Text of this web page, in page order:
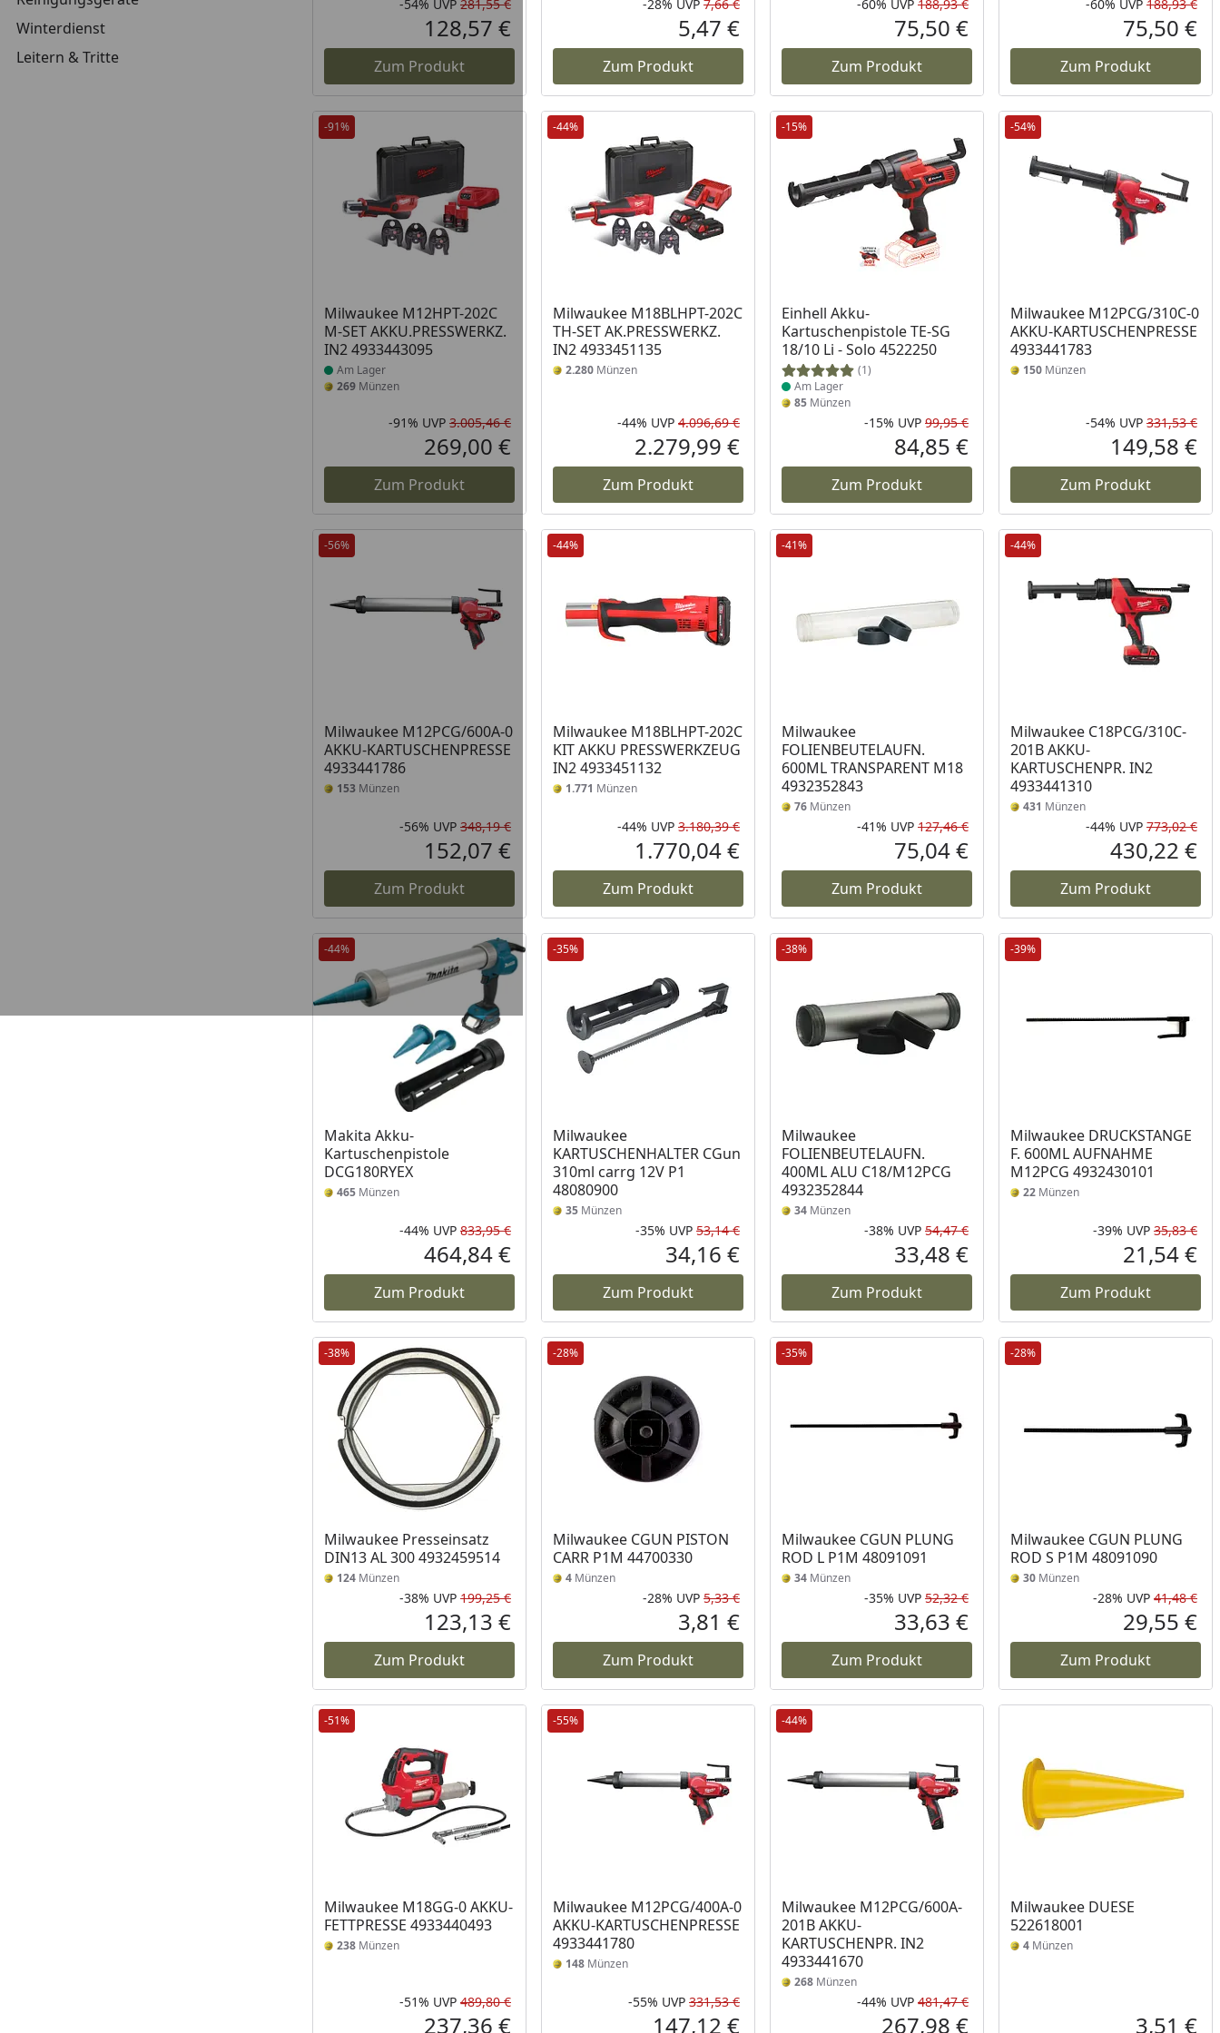
Winterdienst
Leitern & Tritte
Rabatt in Prozent
-54%
Ursprünglicher Preis
UVP 281,55 €
Aktueller Preis
128,57 €
Zum Produkt
Rabatt in Prozent
-28%
Ursprünglicher Preis
UVP 7,66 €
Aktueller Preis
5,47 €
Zum Produkt
Rabatt in Prozent
-60%
Ursprünglicher Preis
UVP 188,93 €
Aktueller Preis
75,50 €
Zum Produkt
-60% UVP 188,93 €
75,50 €
Zum Produkt
-91%
Milwaukee M12HPT-202C
M-SET AKKU.PRESSWERKZ.
IN2 4933443095
Produkt am Lager
Am Lager
269 Münzen
Rabatt in Prozent
-91%
Ursprünglicher Preis
UVP 3.005,46 €
Aktueller Preis
269,00 €
Zum Produkt
-44%
Milwaukee M18BLHPT-202C
TH-SET AK.PRESSWERKZ.
IN2 4933451135
2.280 Münzen
Rabatt in Prozent
-44%
Ursprünglicher Preis
UVP 4.096,69 €
Aktueller Preis
2.279,99 €
Zum Produkt
-15%
Einhell Akku-
Kartuschenpistole TE-SG
18/10 Li - Solo 4522250
(1)
Produkt am Lager
Am Lager
85 Münzen
Rabatt in Prozent
-15%
Ursprünglicher Preis
UVP 99,95 €
Aktueller Preis
84,85 €
Zum Produkt
-54%
Milwaukee M12PCG/310C-0
AKKU-KARTUSCHENPRESSE
4933441783
150 Münzen
-54% UVP 331,53 €
149,58 €
Zum Produkt
-56%
Milwaukee M12PCG/600A-0
AKKU-KARTUSCHENPRESSE
4933441786
153 Münzen
Rabatt in Prozent
-56%
Ursprünglicher Preis
UVP 348,19 €
Aktueller Preis
152,07 €
Zum Produkt
-44%
Milwaukee M18BLHPT-202C
KIT AKKU PRESSWERKZEUG
IN2 4933451132
1.771 Münzen
Rabatt in Prozent
-44%
Ursprünglicher Preis
UVP 3.180,39 €
Aktueller Preis
1.770,04 €
Zum Produkt
-41%
Milwaukee
FOLIENBEUTELAUFN.
600ML TRANSPARENT M18
4932352843
76 Münzen
Rabatt in Prozent
-41%
Ursprünglicher Preis
UVP 127,46 €
Aktueller Preis
75,04 €
Zum Produkt
-44%
Milwaukee C18PCG/310C-
201B AKKU-
KARTUSCHENPR. IN2
4933441310
431 Münzen
-44% UVP 773,02 €
430,22 €
Zum Produkt
-44%
Makita Akku-
Kartuschenpistole
DCG180RYEX
465 Münzen
Rabatt in Prozent
-44%
Ursprünglicher Preis
UVP 833,95 €
Aktueller Preis
464,84 €
Zum Produkt
-35%
Milwaukee
KARTUSCHENHALTER CGun
310ml carrg 12V P1
48080900
35 Münzen
Rabatt in Prozent
-35%
Ursprünglicher Preis
UVP 53,14 €
Aktueller Preis
34,16 €
Zum Produkt
-38%
Milwaukee
FOLIENBEUTELAUFN.
400ML ALU C18/M12PCG
4932352844
34 Münzen
Rabatt in Prozent
-38%
Ursprünglicher Preis
UVP 54,47 €
Aktueller Preis
33,48 €
Zum Produkt
-39%
Milwaukee DRUCKSTANGE
F. 600ML AUFNAHME
M12PCG 4932430101
22 Münzen
-39% UVP 35,83 €
21,54 €
Zum Produkt
-38%
Milwaukee Presseinsatz
DIN13 AL 300 4932459514
124 Münzen
Rabatt in Prozent
-38%
Ursprünglicher Preis
UVP 199,25 €
Aktueller Preis
123,13 €
Zum Produkt
-28%
Milwaukee CGUN PISTON
CARR P1M 44700330
4 Münzen
Rabatt in Prozent
-28%
Ursprünglicher Preis
UVP 5,33 €
Aktueller Preis
3,81 €
Zum Produkt
-35%
Milwaukee CGUN PLUNG
ROD L P1M 48091091
34 Münzen
Rabatt in Prozent
-35%
Ursprünglicher Preis
UVP 52,32 €
Aktueller Preis
33,63 €
Zum Produkt
-28%
Milwaukee CGUN PLUNG
ROD S P1M 48091090
30 Münzen
-28% UVP 41,48 €
29,55 €
Zum Produkt
-51%
Milwaukee M18GG-0 AKKU-
FETTPRESSE 4933440493
238 Münzen
Rabatt in Prozent
-51%
Ursprünglicher Preis
UVP 489,80 €
237,36 €
-55%
Milwaukee M12PCG/400A-0
AKKU-KARTUSCHENPRESSE
4933441780
148 Münzen
Rabatt in Prozent
-55%
Ursprünglicher Preis
UVP 331,53 €
147,12 €
-44%
Milwaukee M12PCG/600A-
201B AKKU-
KARTUSCHENPR. IN2
4933441670
268 Münzen
Rabatt in Prozent
-44%
Ursprünglicher Preis
UVP 481,47 €
267,98 €
Milwaukee DUESE
522618001
4 Münzen
3,51 €